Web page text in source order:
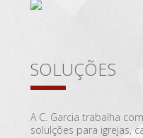
SOLUÇÕES
A C. Garcia trabalha
solulções para igrejas,